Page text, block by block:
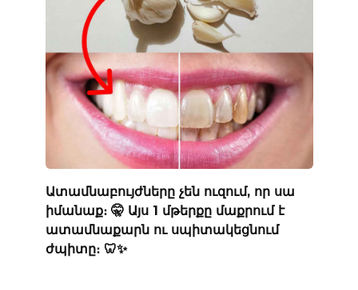
Ատամնաբույժները չեն ուզում, որ սա
իմանաք։ 🤫 Այս 1 մթերքը մաքրում է
ատամնաքարն ու սպիտակեցնում
ժպիտը։ 🦷✨